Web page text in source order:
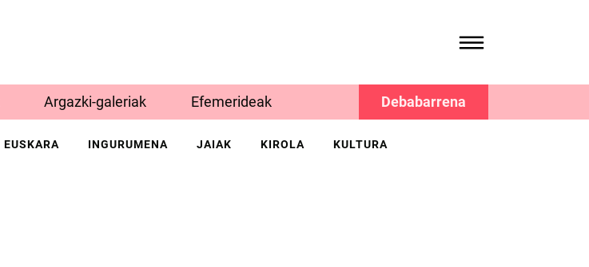
Argazki-galeriak Efemerideak Debabarrena
EUSKARA INGURUMENA JAIAK KIROLA KULTURA